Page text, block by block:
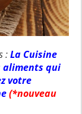
:La Cuisine
aliments qui
votre
(*nouveau